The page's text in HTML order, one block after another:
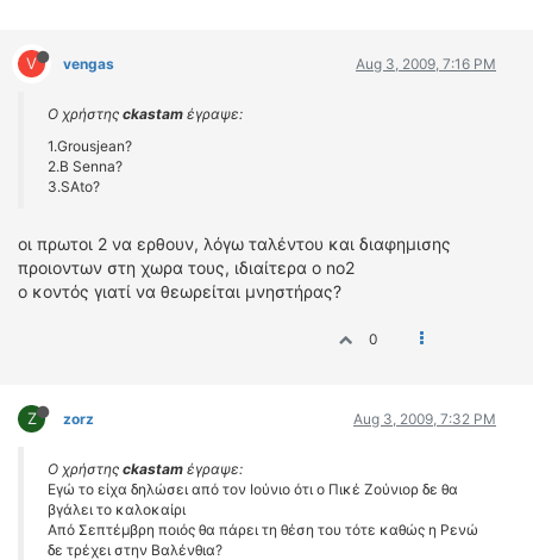
V vengas Aug 3, 2009, 7:16 PM
Ο χρήστης ckastam έγραψε:
1.Grousjean?
2.B Senna?
3.SAto?
οι πρωτοι 2 να ερθουν, λόγω ταλέντου και διαφημισης
προιοντων στη χωρα τους, ιδιαίτερα ο no2
o κοντός γιατί να θεωρείται μνηστήρας?
0
Z zorz Aug 3, 2009, 7:32 PM
Ο χρήστης ckastam έγραψε:
Εγώ το είχα δηλώσει από τον Ιούνιο ότι ο Πικέ Ζούνιορ δε θα
βγάλει το καλοκαίρι
Από Σεπτέμβρη ποιός θα πάρει τη θέση του τότε καθώς η Ρενώ
δε τρέχει στην Βαλένθια?